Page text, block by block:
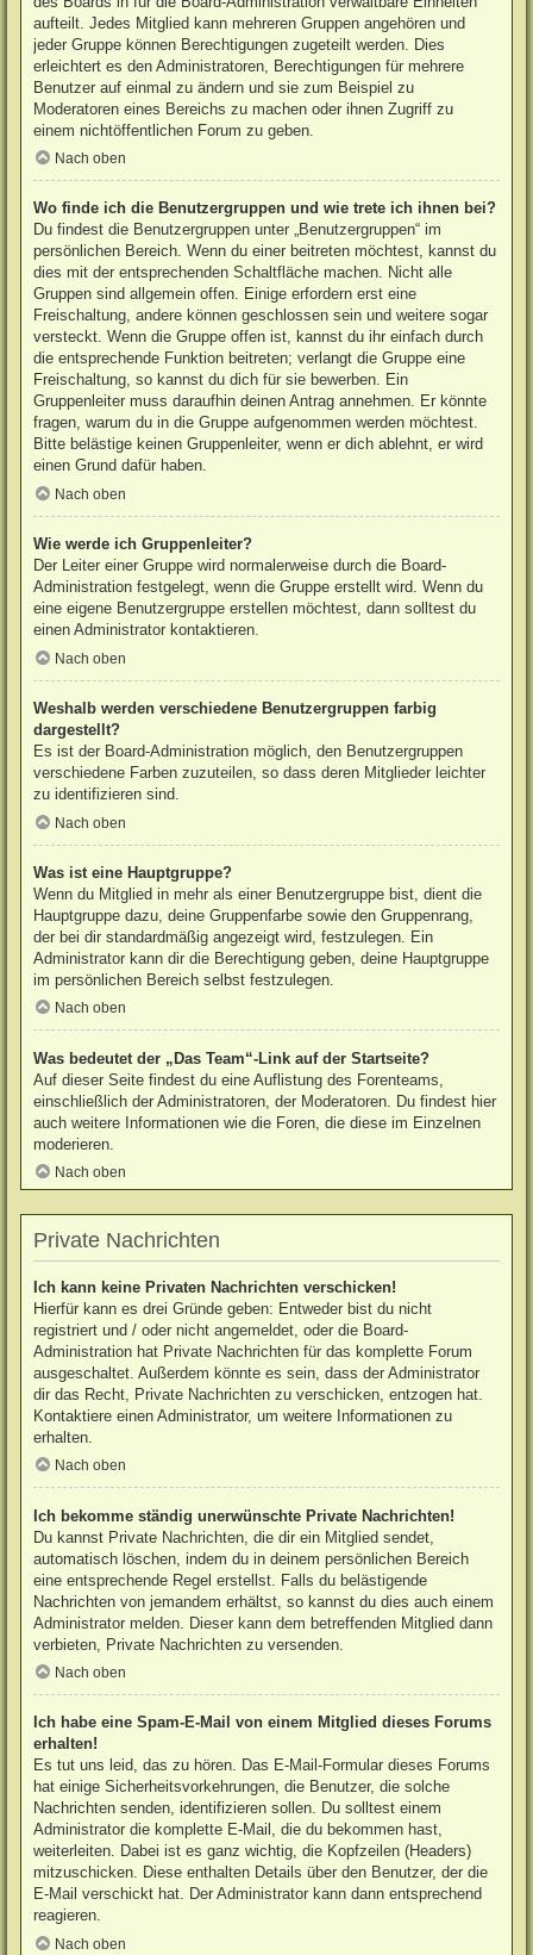
aufteilt. Jedes Mitglied kann mehreren Gruppen angehören und
jeder Gruppe können Berechtigungen zugeteilt werden. Dies
erleichtert es den Administratoren, Berechtigungen für mehrere
Benutzer auf einmal zu ändern und sie zum Beispiel zu
Moderatoren eines Bereichs zu machen oder ihnen Zugriff zu
einem nichtöffentlichen Forum zu geben.
Nach oben
Wo finde ich die Benutzergruppen und wie trete ich ihnen bei?
Du findest die Benutzergruppen unter „Benutzergruppen“ im
persönlichen Bereich. Wenn du einer beitreten möchtest, kannst du
dies mit der entsprechenden Schaltfläche machen. Nicht alle
Gruppen sind allgemein offen. Einige erfordern erst eine
Freischaltung, andere können geschlossen sein und weitere sogar
versteckt. Wenn die Gruppe offen ist, kannst du ihr einfach durch
die entsprechende Funktion beitreten; verlangt die Gruppe eine
Freischaltung, so kannst du dich für sie bewerben. Ein
Gruppenleiter muss daraufhin deinen Antrag annehmen. Er könnte
fragen, warum du in die Gruppe aufgenommen werden möchtest.
Bitte belästige keinen Gruppenleiter, wenn er dich ablehnt, er wird
einen Grund dafür haben.
Nach oben
Wie werde ich Gruppenleiter?
Der Leiter einer Gruppe wird normalerweise durch die Board-
Administration festgelegt, wenn die Gruppe erstellt wird. Wenn du
eine eigene Benutzergruppe erstellen möchtest, dann solltest du
einen Administrator kontaktieren.
Nach oben
Weshalb werden verschiedene Benutzergruppen farbig
dargestellt?
Es ist der Board-Administration möglich, den Benutzergruppen
verschiedene Farben zuzuteilen, so dass deren Mitglieder leichter
zu identifizieren sind.
Nach oben
Was ist eine Hauptgruppe?
Wenn du Mitglied in mehr als einer Benutzergruppe bist, dient die
Hauptgruppe dazu, deine Gruppenfarbe sowie den Gruppenrang,
der bei dir standardmäßig angezeigt wird, festzulegen. Ein
Administrator kann dir die Berechtigung geben, deine Hauptgruppe
im persönlichen Bereich selbst festzulegen.
Nach oben
Was bedeutet der „Das Team“-Link auf der Startseite?
Auf dieser Seite findest du eine Auflistung des Forenteams,
einschließlich der Administratoren, der Moderatoren. Du findest hier
auch weitere Informationen wie die Foren, die diese im Einzelnen
moderieren.
Nach oben
Private Nachrichten
Ich kann keine Privaten Nachrichten verschicken!
Hierfür kann es drei Gründe geben: Entweder bist du nicht
registriert und / oder nicht angemeldet, oder die Board-
Administration hat Private Nachrichten für das komplette Forum
ausgeschaltet. Außerdem könnte es sein, dass der Administrator
dir das Recht, Private Nachrichten zu verschicken, entzogen hat.
Kontaktiere einen Administrator, um weitere Informationen zu
erhalten.
Nach oben
Ich bekomme ständig unerwünschte Private Nachrichten!
Du kannst Private Nachrichten, die dir ein Mitglied sendet,
automatisch löschen, indem du in deinem persönlichen Bereich
eine entsprechende Regel erstellst. Falls du belästigende
Nachrichten von jemandem erhältst, so kannst du dies auch einem
Administrator melden. Dieser kann dem betreffenden Mitglied dann
verbieten, Private Nachrichten zu versenden.
Nach oben
Ich habe eine Spam-E-Mail von einem Mitglied dieses Forums
erhalten!
Es tut uns leid, das zu hören. Das E-Mail-Formular dieses Forums
hat einige Sicherheitsvorkehrungen, die Benutzer, die solche
Nachrichten senden, identifizieren sollen. Du solltest einem
Administrator die komplette E-Mail, die du bekommen hast,
weiterleiten. Dabei ist es ganz wichtig, die Kopfzeilen (Headers)
mitzuschicken. Diese enthalten Details über den Benutzer, der die
E-Mail verschickt hat. Der Administrator kann dann entsprechend
reagieren.
Nach oben